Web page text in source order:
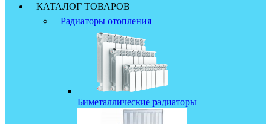
КАТАЛОГ ТОВАРОВ
Радиаторы отопления
Биметаллические радиаторы